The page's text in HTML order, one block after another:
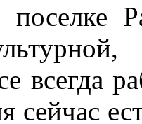
всегда
сейчас